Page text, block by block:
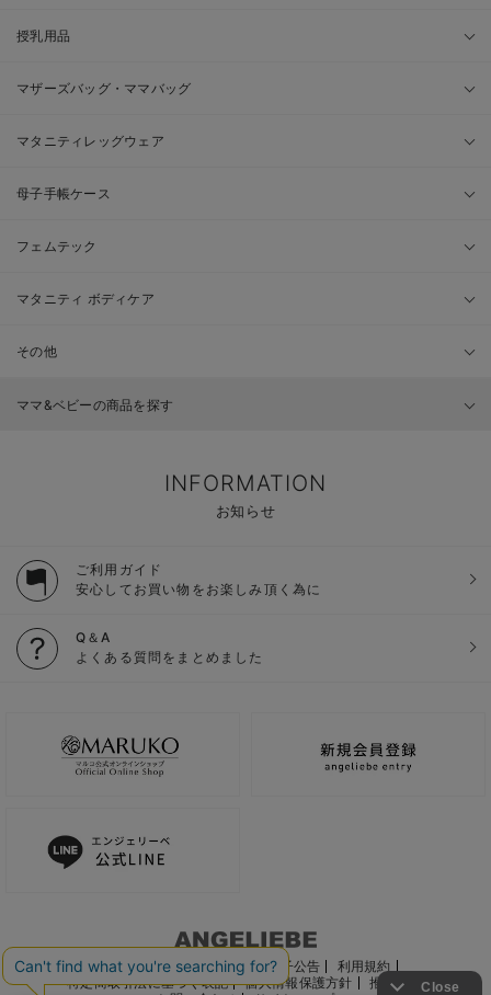
授乳用品
マザーズバッグ・ママバッグ
マタニティレッグウェア
母子手帳ケース
フェムテック
マタニティ ボディケア
その他
ママ&ベビーの商品を探す
INFORMATION
お知らせ
ご利用ガイド
安心してお買い物をお楽しみ頂く為に
Q＆A
よくある質問をまとめました
ご利用ガイド 会社概要 電子公告
利用規約
特定商取引法に基づく表記
個人情報保護方針
推奨環境